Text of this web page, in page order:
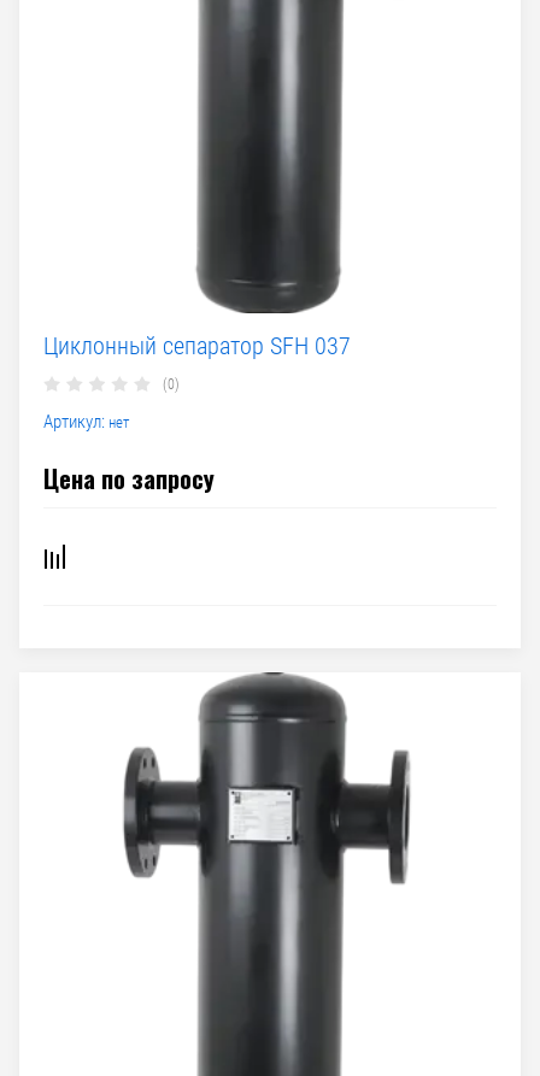
Циклонный сепаратор SFH 037
(0)
Артикул: нет
Цена по запросу